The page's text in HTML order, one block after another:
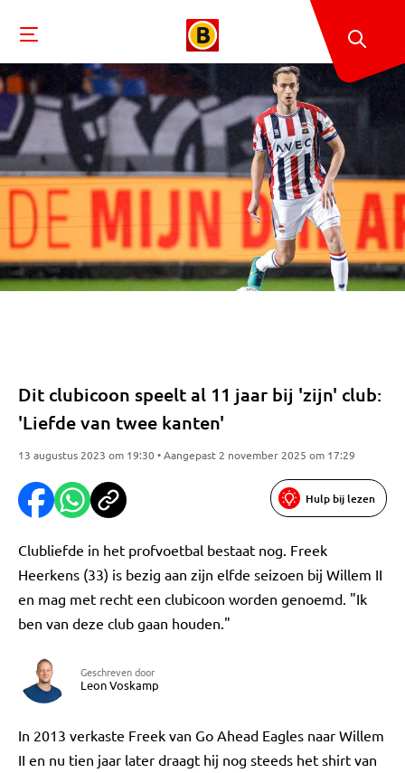
Dit clubicoon speelt al 11 jaar bij 'zijn' club:
'Liefde van twee kanten'
13 augustus 2023 om 19:30 • Aangepast 2 november 2025 om 17:29
Hulp bij lezen
Clubliefde in het profvoetbal bestaat nog. Freek
Heerkens (33) is bezig aan zijn elfde seizoen bij Willem II
en mag met recht een clubicoon worden genoemd. "Ik
ben van deze club gaan houden."
Geschreven door
Leon Voskamp
In 2013 verkaste Freek van Go Ahead Eagles naar Willem
II en nu tien jaar later draagt hij nog steeds het shirt van